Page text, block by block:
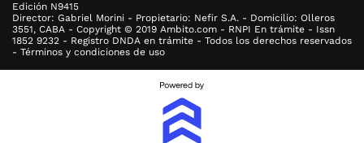
Edición N9415
Director: Gabriel Morini - Propietario: Nefir S.A. - Domicilio: Olleros
3551, CABA - Copyright © 2019 Ambito.com - RNPI En trámite - Issn
1852 9232 - Registro DNDA en trámite - Todos los derechos reservados
- Términos y condiciones de uso